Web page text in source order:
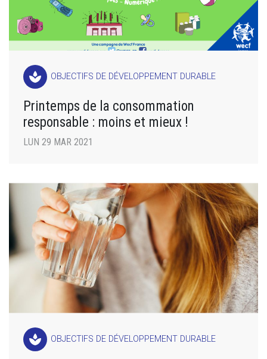
spa OBJECTIFS DE DÉVELOPPEMENT DURABLE
Printemps de la consommation
responsable : moins et mieux !
LUN 29 MAR 2021
spa OBJECTIFS DE DÉVELOPPEMENT DURABLE